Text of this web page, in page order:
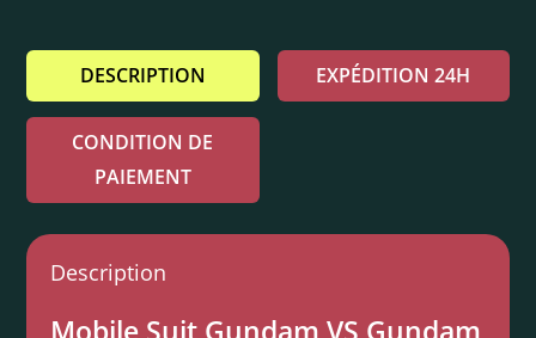
DESCRIPTION EXPÉDITION 24H
CONDITION DE
PAIEMENT
Description
Mobile Suit Gundam VS Gundam